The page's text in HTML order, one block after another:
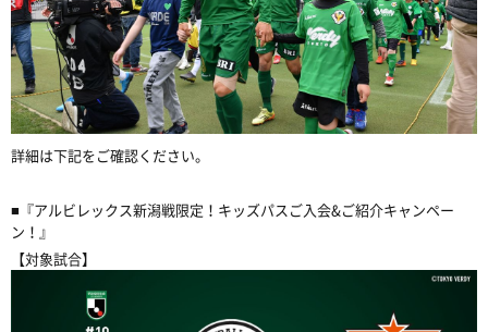
詳細は下記をご確認ください。
■『アルビレックス新潟戦限定！キッズパスご入会&ご紹介キャンペー
ン！』
【対象試合】